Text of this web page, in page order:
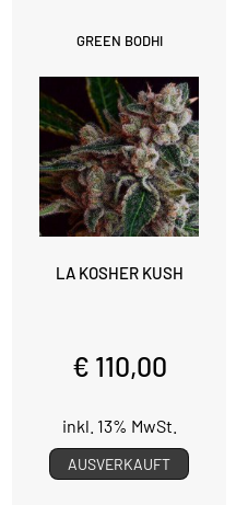
GREEN BODHI
LA KOSHER KUSH
€ 110,00
inkl. 13% MwSt.
AUSVERKAUFT